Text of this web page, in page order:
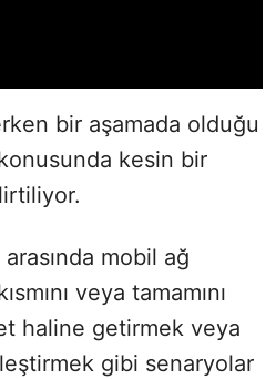
bir aşamada olduğu
kesin bir
mobil ağ
veya tamamını
haline getirmek veya
gibi senaryolar